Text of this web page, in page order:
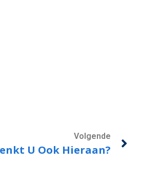
Volgende
U Ook Hieraan?